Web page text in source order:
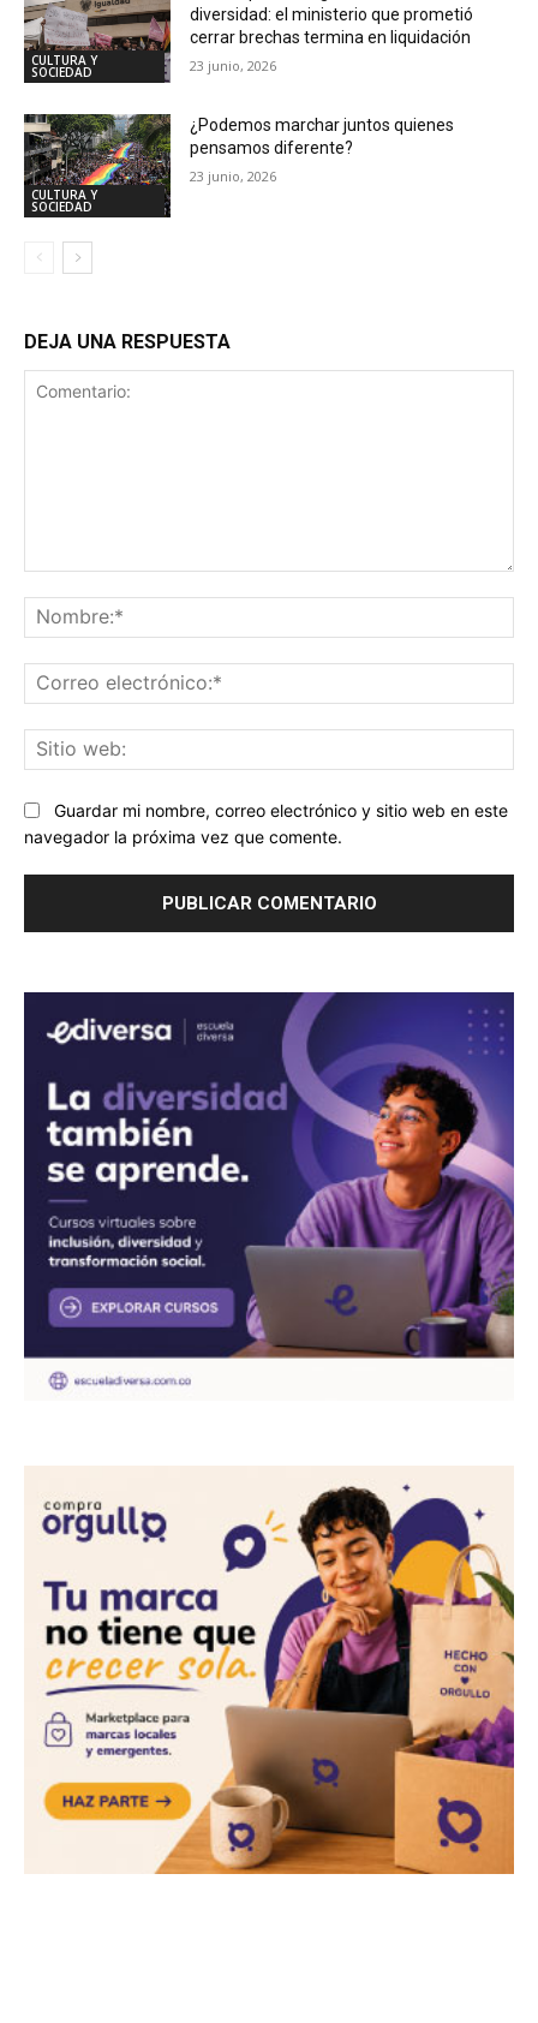
CULTURA Y
SOCIEDAD
diversidad: el ministerio que prometió
cerrar brechas termina en liquidación
23 junio, 2026
CULTURA Y
SOCIEDAD
¿Podemos marchar juntos quienes
pensamos diferente?
23 junio, 2026
DEJA UNA RESPUESTA
Guardar mi nombre, correo electrónico y sitio web en este
navegador la próxima vez que comente.